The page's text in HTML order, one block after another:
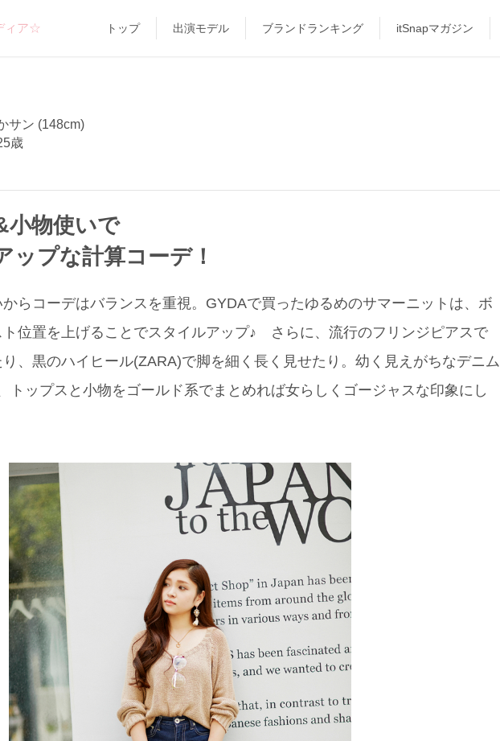
ィア☆ トップ 出演モデル ブランドランキング itSnapマガジン
サン (148cm)
歳
小物使いで
ップな計算コーデ！
らコーデはバランスを重視。GYDAで買ったゆるめのサマーニットは、ボ
位置を上げることでスタイルアップ♪ さらに、流行のフリンジピアスで
、黒のハイヒール(ZARA)で脚を細く長く見せたり。幼く見えがちなデニム
トップスと小物をゴールド系でまとめれば女らしくゴージャスな印象にし